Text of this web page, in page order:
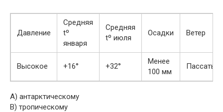
Давление
Средняя
tº
января
Средняя
tº июля
Осадки Ветер
Высокое +16° +32°
Менее
100 мм
Пассаты
A) антарктическому
B) тропическому